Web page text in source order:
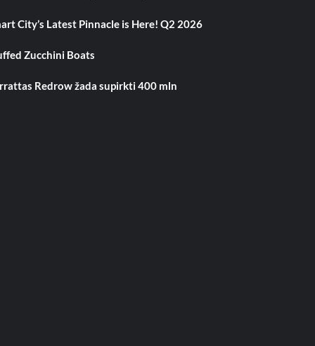
City’s Latest Pinnacle is Here! Q2 2026
Zucchini Boats
Redrow žada supirkti 400 mln